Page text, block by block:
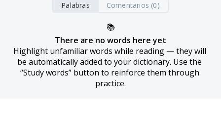
Palabras Comentarios (0)
📚
There are no words here yet
Highlight unfamiliar words while reading — they will
be automatically added to your dictionary. Use the
“Study words” button to reinforce them through
practice.